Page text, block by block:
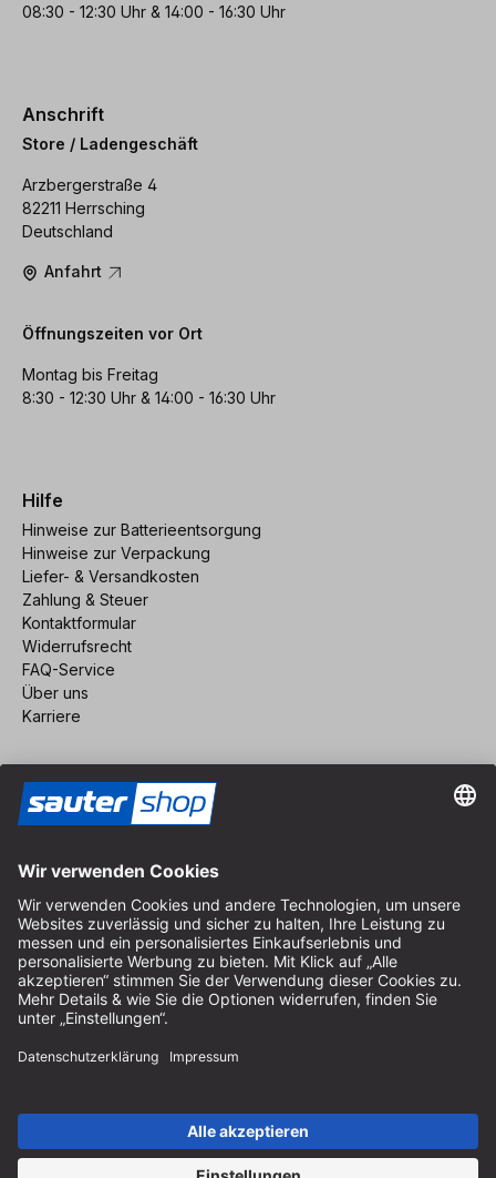
08:30 - 12:30 Uhr & 14:00 - 16:30 Uhr
Anschrift
Store / Ladengeschäft
Arzbergerstraße 4
82211 Herrsching
Deutschland
Anfahrt
Öffnungszeiten vor Ort
Montag bis Freitag
8:30 - 12:30 Uhr & 14:00 - 16:30 Uhr
Hilfe
Hinweise zur Batterieentsorgung
Hinweise zur Verpackung
Liefer- & Versandkosten
Zahlung & Steuer
Kontaktformular
Widerrufsrecht
FAQ-Service
Über uns
Karriere
Impressum
AGB
Datenschutz
Cookie-Einstellungen
© 2026 sauter GmbH
* kostenloser Versand ab 150 Euro Bestellwert innerhalb
Deutschlands für die Standard-Paketgrößen - ausgenommen
Sperrgut und Fracht
In Abh. des Lieferlandes kann die MwSt. an der Kasse variieren.